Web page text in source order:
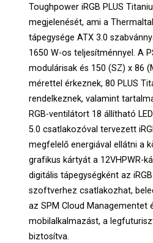
Toughpower iRGB PLUS
megjelenését, ami a
tápegysége ATX 3.0
1650 W-os teljesítménnyel. A
modulárisak és 150 (SZ) x 86
mérettel érkeznek, 80 PLUS
rendelkeznek, valamint
RGB-ventilátort 18 állítható
5.0 csatlakozóval tervezett
megfelelő energiával ellátni a
grafikus kártyát a 12VHPWR-
digitális tápegységként az
szoftverhez csatlakozhat,
az SPM Cloud Managementet
mobilalkalmazást, a
biztosítva.